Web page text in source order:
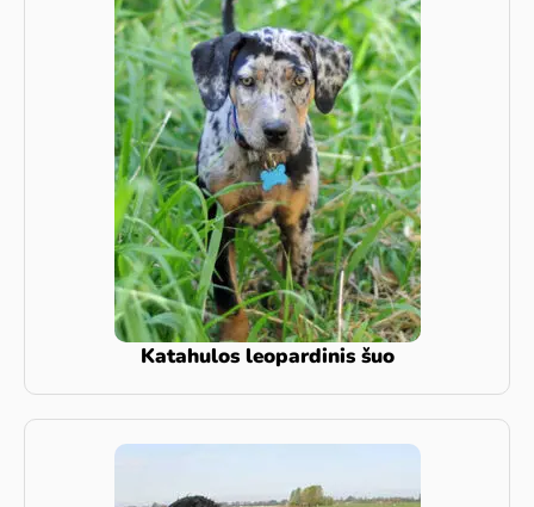
Katahulos leopardinis šuo